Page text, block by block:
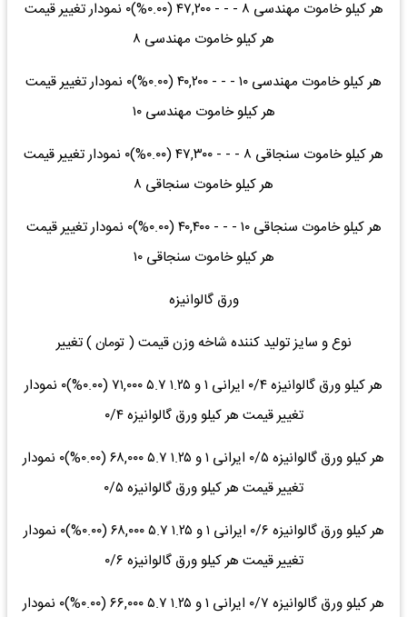
هر کیلو خاموت مهندسی ۸ - - - ۴۷,۲۰۰ (۰.۰۰%)۰ نمودار تغییر قیمت
هر کیلو خاموت مهندسی ۸
هر کیلو خاموت مهندسی ۱۰ - - - ۴۰,۲۰۰ (۰.۰۰%)۰ نمودار تغییر قیمت
هر کیلو خاموت مهندسی ۱۰
هر کیلو خاموت سنجاقی ۸ - - - ۴۷,۳۰۰ (۰.۰۰%)۰ نمودار تغییر قیمت
هر کیلو خاموت سنجاقی ۸
هر کیلو خاموت سنجاقی ۱۰ - - - ۴۰,۴۰۰ (۰.۰۰%)۰ نمودار تغییر قیمت
هر کیلو خاموت سنجاقی ۱۰
ورق گالوانیزه
نوع و سایز تولید کننده شاخه وزن قیمت ( تومان ) تغییر
هر کیلو ورق گالوانیزه ۰/۴ ایرانی ۱ و ۱.۲۵ ۵.۷ ۷۱,۰۰۰ (۰.۰۰%)۰ نمودار
تغییر قیمت هر کیلو ورق گالوانیزه ۰/۴
هر کیلو ورق گالوانیزه ۰/۵ ایرانی ۱ و ۱.۲۵ ۵.۷ ۶۸,۰۰۰ (۰.۰۰%)۰ نمودار
تغییر قیمت هر کیلو ورق گالوانیزه ۰/۵
هر کیلو ورق گالوانیزه ۰/۶ ایرانی ۱ و ۱.۲۵ ۵.۷ ۶۸,۰۰۰ (۰.۰۰%)۰ نمودار
تغییر قیمت هر کیلو ورق گالوانیزه ۰/۶
هر کیلو ورق گالوانیزه ۰/۷ ایرانی ۱ و ۱.۲۵ ۵.۷ ۶۶,۰۰۰ (۰.۰۰%)۰ نمودار